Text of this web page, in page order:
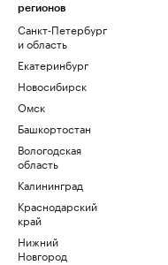
регионов
Санкт-Петербург
и область
Екатеринбург
Новосибирск
Омск
Башкортостан
Вологодская
область
Калининград
Краснодарский
край
Нижний
Новгород